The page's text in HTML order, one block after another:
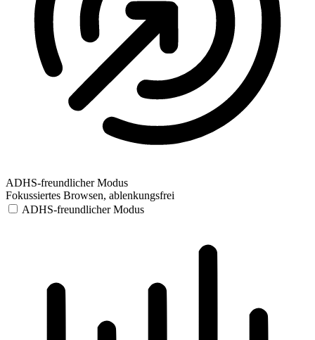
ADHS-freundlicher Modus
Fokussiertes Browsen, ablenkungsfrei
ADHS-freundlicher Modus